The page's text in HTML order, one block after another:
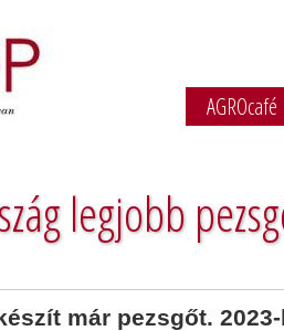
AGROcafé
legjobb
már pezsgőt.